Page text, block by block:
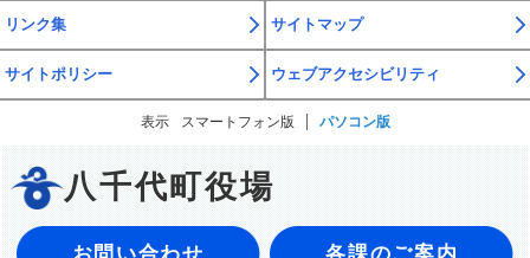
リンク集 サイトマップ
サイトポリシー ウェブアクセシビリティ
表示 スマートフォン版 パソコン版
八千代町役場